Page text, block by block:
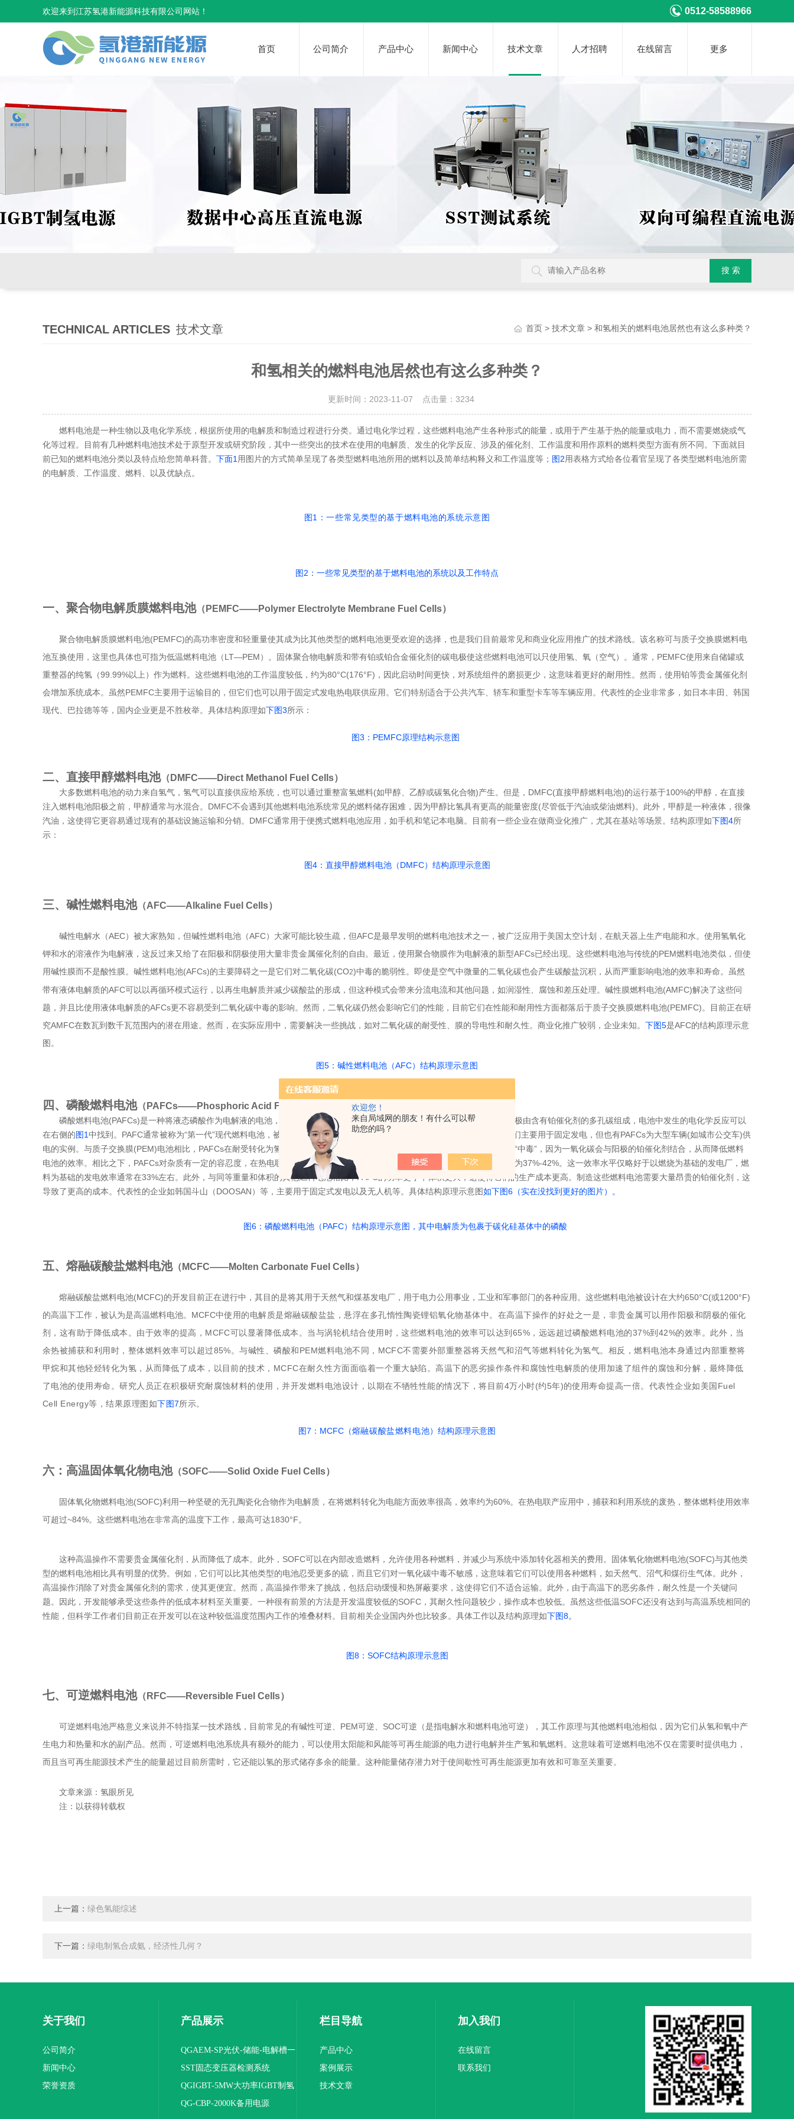
欢迎您！
来自局域网的朋友！有什么可以帮
助您的吗？
欢迎来到江苏氢港新能源科技有限公司网站！ 0512-58588966
首页 公司简介 产品中心 新闻中心 技术文章 人才招聘 在线留言 更多
TECHNICAL ARTICLES 技术文章 首页 > 技术文章 > 和氢相关的燃料电池居然也有这么多种类？
和氢相关的燃料电池居然也有这么多种类？
更新时间：2023-11-07 点击量： 3234
燃料电池是一种生物以及电化学系统，根据所使用的电解质和制造过程进行分类。通过电化学过程，这些燃料电池产生各种形式的能量，或用于产生基于热的能量或电力，而不需要燃烧或气
化等过程。目前有几种燃料电池技术处于原型开发或研究阶段，其中一些突出的技术在使用的电解质、发生的化学反应、涉及的催化剂、工作温度和用作原料的燃料类型方面有所不同。下面就目
前已知的燃料电池分类以及特点给您简单科普。 下面1 用图片的方式简单呈现了各类型燃料电池所用的燃料以及简单结构释义和工作温度等； 图2用表格方式给各位看官呈现了各类型燃料电池所需
的电解质、工作温度、燃料、以及优缺点。
图1：一些常见类型的基于燃料电池的系统示意图
图2：一些常见类型的基于燃料电池的系统以及工作特点
一、聚合物电解质膜燃料电池（PEMFC——Polymer Electrolyte Membrane Fuel Cells）
聚合物电解质膜燃料电池(PEMFC)的高功率密度和轻重量使其成为比其他类型的燃料电池更受欢迎的选择，也是我们目前最常见和商业化应用推广的技术路线。该名称可与质子交换膜燃料电
池互换使用，这里也具体也可指为低温燃料电池（LT—PEM）。固体聚合物电解质和带有铂或铂合金催化剂的碳电极使这些燃料电池可以只使用氢、氧（空气）。通常，PEMFC使用来自储罐或
重整器的纯氢（99.99%以上）作为燃料。这些燃料电池的工作温度较低，约为80°C(176°F)，因此启动时间更快，对系统组件的磨损更少，这意味着更好的耐用性。然而，使用铂等贵金属催化剂
会增加系统成本。虽然PEMFC主要用于运输目的，但它们也可以用于固定式发电热电联供应用。它们特别适合于公共汽车、轿车和重型卡车等车辆应用。代表性的企业非常多，如日本丰田、韩国
现代、巴拉德等等，国内企业更是不胜枚举。具体结构原理如下图3所示：
图3：PEMFC原理结构示意图
二、直接甲醇燃料电池（DMFC——Direct Methanol Fuel Cells）
大多数燃料电池的动力来自氢气，氢气可以直接供应给系统，也可以通过重整富氢燃料(如甲醇、乙醇或碳氢化合物)产生。但是，DMFC(直接甲醇燃料电池)的运行基于100%的甲醇，在直接
注入燃料电池阳极之前，甲醇通常与水混合。DMFC不会遇到其他燃料电池系统常见的燃料储存困难，因为甲醇比氢具有更高的能量密度(尽管低于汽油或柴油燃料)。此外，甲醇是一种液体，很像
汽油，这使得它更容易通过现有的基础设施运输和分销。DMFC通常用于便携式燃料电池应用，如手机和笔记本电脑。目前有一些企业在做商业化推广，尤其在基站等场景。结构原理如下图4所
示：
图4：直接甲醇燃料电池（DMFC）结构原理示意图
三、碱性燃料电池（AFC——Alkaline Fuel Cells）
碱性电解水（AEC）被大家熟知，但碱性燃料电池（AFC）大家可能比较生疏，但AFC是最早发明的燃料电池技术之一，被广泛应用于美国太空计划，在航天器上生产电能和水。使用氢氧化
钾和水的溶液作为电解液，这反过来又给了在阳极和阴极使用大量非贵金属催化剂的自由。最近，使用聚合物膜作为电解液的新型AFCs已经出现。这些燃料电池与传统的PEM燃料电池类似，但使
用碱性膜而不是酸性膜。碱性燃料电池(AFCs)的主要障碍之一是它们对二氧化碳(CO2)中毒的脆弱性。即使是空气中微量的二氧化碳也会产生碳酸盐沉积，从而严重影响电池的效率和寿命。虽然
带有液体电解质的AFC可以以再循环模式运行，以再生电解质并减少碳酸盐的形成，但这种模式会带来分流电流和其他问题，如润湿性、腐蚀和差压处理。碱性膜燃料电池(AMFC)解决了这些问
题，并且比使用液体电解质的AFCs更不容易受到二氧化碳中毒的影响。然而，二氧化碳仍然会影响它们的性能，目前它们在性能和耐用性方面都落后于质子交换膜燃料电池(PEMFC)。目前正在研
究AMFC在数瓦到数千瓦范围内的潜在用途。然而，在实际应用中，需要解决一些挑战，如对二氧化碳的耐受性、膜的导电性和耐久性。商业化推广较弱，企业未知。 下图5是AFC的结构原理示意
图。
图5：碱性燃料电池（AFC）结构原理示意图
四、磷酸燃料电池（PAFCs——Phosphoric Acid Fuel Cells）
磷酸燃料电池(PAFCs)是一种将液态磷酸作为电解液的电池，它被包裹在碳化硅基体中，并由聚四氟乙烯键(PTFE)合而成。电极由含有铂催化剂的多孔碳组成，电池中发生的电化学反应可以
在右侧的图1中找到。PAFC通常被称为“第一代”现代燃料电池，被认为是成熟的电池类型之一，已经在商业上使用了一段时间。它们主要用于固定发电，但也有PAFCs为大型车辆(如城市公交车)供
电的实例。与质子交换膜(PEM)电池相比，PAFCs在耐受转化为氢的化石燃料中的杂质方面具有优势。PEM电池很容易被一氧化碳“中毒”，因为一氧化碳会与阳极的铂催化剂结合，从而降低燃料
电池的效率。相比之下，PAFCs对杂质有一定的容忍度，在热电联产时效率超过85%。然而，它们单独发电时效率较低，效率范围为37%-42%。这一效率水平仅略好于以燃烧为基础的发电厂，燃
料为基础的发电效率通常在33%左右。此外，与同等重量和体积的其他燃料电池相比，PAFC的功率更小，体积更大，这使得它们的生产成本更高。制造这些燃料电池需要大量昂贵的铂催化剂，这
导致了更高的成本。代表性的企业如韩国斗山（DOOSAN）等，主要用于固定式发电以及无人机等。具体结构原理示意图如下图6（实在没找到更好的图片）。
图6：磷酸燃料电池（PAFC）结构原理示意图，其中电解质为包裹于碳化硅基体中的磷酸
五、熔融碳酸盐燃料电池（MCFC——Molten Carbonate Fuel Cells）
熔融碳酸盐燃料电池(MCFC)的开发目前正在进行中，其目的是将其用于天然气和煤基发电厂，用于电力公用事业，工业和军事部门的各种应用。这些燃料电池被设计在大约650°C(或1200°F)
的高温下工作，被认为是高温燃料电池。MCFC中使用的电解质是熔融碳酸盐盐，悬浮在多孔惰性陶瓷锂铝氧化物基体中。在高温下操作的好处之一是，非贵金属可以用作阳极和阴极的催化
剂，这有助于降低成本。由于效率的提高，MCFC可以显著降低成本。当与涡轮机结合使用时，这些燃料电池的效率可以达到65%，远远超过磷酸燃料电池的37%到42%的效率。此外，当
余热被捕获和利用时，整体燃料效率可以超过85%。与碱性、磷酸和PEM燃料电池不同，MCFC不需要外部重整器将天然气和沼气等燃料转化为氢气。相反，燃料电池本身通过内部重整将
甲烷和其他轻烃转化为氢，从而降低了成本，以目前的技术，MCFC在耐久性方面面临着一个重大缺陷。高温下的恶劣操作条件和腐蚀性电解质的使用加速了组件的腐蚀和分解，最终降低
了电池的使用寿命。研究人员正在积极研究耐腐蚀材料的使用，并开发燃料电池设计，以期在不牺牲性能的情况下，将目前4万小时(约5年)的使用寿命提高一倍。代表性企业如美国Fuel
Cell Energy等，结果原理图如下图7所示。
图7：MCFC（熔融碳酸盐燃料电池）结构原理示意图
六：高温固体氧化物电池（SOFC——Solid Oxide Fuel Cells）
固体氧化物燃料电池(SOFC)利用一种坚硬的无孔陶瓷化合物作为电解质，在将燃料转化为电能方面效率很高，效率约为60%。在热电联产应用中，捕获和利用系统的废热，整体燃料使用效率
可超过~84%。这些燃料电池在非常高的温度下工作，最高可达1830°F。
这种高温操作不需要贵金属催化剂，从而降低了成本。此外，SOFC可以在内部改造燃料，允许使用各种燃料，并减少与系统中添加转化器相关的费用。固体氧化物燃料电池(SOFC)与其他类
型的燃料电池相比具有明显的优势。例如，它们可以比其他类型的电池忍受更多的硫，而且它们对一氧化碳中毒不敏感，这意味着它们可以使用各种燃料，如天然气、沼气和煤衍生气体。此外，
高温操作消除了对贵金属催化剂的需求，使其更便宜。然而，高温操作带来了挑战，包括启动缓慢和热屏蔽要求，这使得它们不适合运输。此外，由于高温下的恶劣条件，耐久性是一个关键问
题。因此，开发能够承受这些条件的低成本材料至关重要。一种很有前景的方法是开发温度较低的SOFC，其耐久性问题较少，操作成本也较低。虽然这些低温SOFC还没有达到与高温系统相同的
性能，但科学工作者们目前正在开发可以在这种较低温度范围内工作的堆叠材料。目前相关企业国内外也比较多。具体工作以及结构原理如下图8。
图8：SOFC结构原理示意图
七、可逆燃料电池（RFC——Reversible Fuel Cells）
可逆燃料电池严格意义来说并不特指某一技术路线，目前常见的有碱性可逆、PEM可逆、SOC可逆（是指电解水和燃料电池可逆），其工作原理与其他燃料电池相似，因为它们从氢和氧中产
生电力和热量和水的副产品。然而，可逆燃料电池系统具有额外的能力，可以使用太阳能和风能等可再生能源的电力进行电解并生产氢和氧燃料。这意味着可逆燃料电池不仅在需要时提供电力，
而且当可再生能源技术产生的能量超过目前所需时，它还能以氢的形式储存多余的能量。这种能量储存潜力对于使间歇性可再生能源更加有效和可靠至关重要。
文章来源：氢眼所见
注：以获得转载权
上一篇： 绿色氢能综述
下一篇： 绿电制氢合成氨，经济性几何？
关于我们
公司简介
新闻中心
荣誉资质
产品展示
QGAEM-SP光伏-储能-电解槽一
体化测试平台
SST固态变压器检测系统
QGIGBT-5MW大功率IGBT制氢
电源
QG-CBP-2000K备用电源
栏目导航
产品中心
案例展示
技术文章
加入我们
在线留言
联系我们